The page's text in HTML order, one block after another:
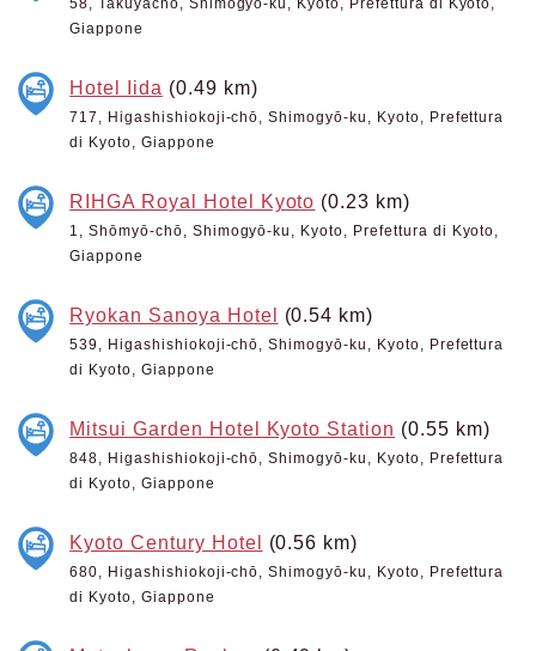
58, Takuyachō, Shimogyō-ku, Kyoto, Prefettura di Kyoto,
Giappone
Hotel Iida (0.49 km)
717, Higashishiokoji-chō, Shimogyō-ku, Kyoto, Prefettura
di Kyoto, Giappone
RIHGA Royal Hotel Kyoto (0.23 km)
1, Shōmyō-chō, Shimogyō-ku, Kyoto, Prefettura di Kyoto,
Giappone
Ryokan Sanoya Hotel (0.54 km)
539, Higashishiokoji-chō, Shimogyō-ku, Kyoto, Prefettura
di Kyoto, Giappone
Mitsui Garden Hotel Kyoto Station (0.55 km)
848, Higashishiokoji-chō, Shimogyō-ku, Kyoto, Prefettura
di Kyoto, Giappone
Kyoto Century Hotel (0.56 km)
680, Higashishiokoji-chō, Shimogyō-ku, Kyoto, Prefettura
di Kyoto, Giappone